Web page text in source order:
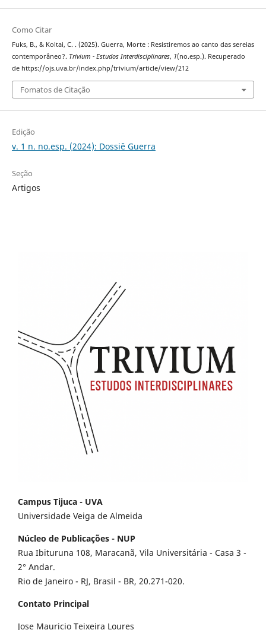
Como Citar
Fuks, B., & Koltai, C. . (2025). Guerra, Morte : Resistiremos ao canto das sereias
contemporâneo?. Trivium - Estudos Interdisciplinares, 1(no.esp.). Recuperado
de https://ojs.uva.br/index.php/trivium/article/view/212
Fomatos de Citação
Edição
v. 1 n. no.esp. (2024): Dossiê Guerra
Seção
Artigos
Campus Tijuca - UVA
Universidade Veiga de Almeida
Núcleo de Publicações - NUP
Rua Ibituruna 108, Maracanã, Vila Universitária - Casa 3 -
2° Andar.
Rio de Janeiro - RJ, Brasil - BR, 20.271-020.
Contato Principal
Jose Mauricio Teixeira Loures